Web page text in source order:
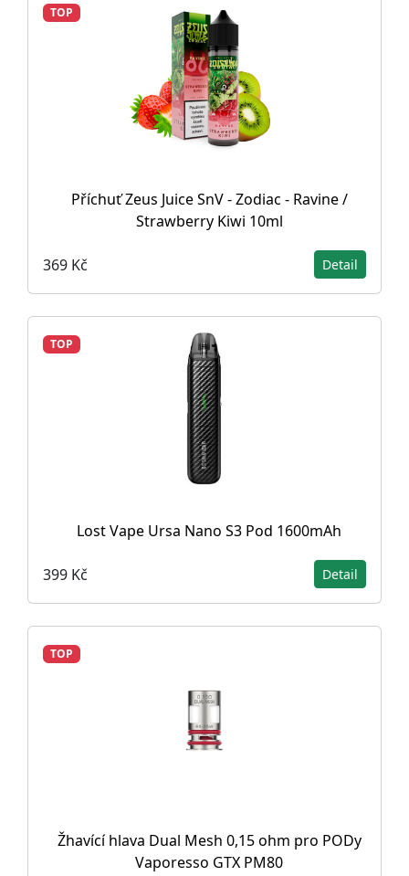
TOP
Příchuť Zeus Juice SnV - Zodiac - Ravine /
Strawberry Kiwi 10ml
369 Kč Detail
TOP
Lost Vape Ursa Nano S3 Pod 1600mAh
399 Kč Detail
TOP
Žhavící hlava Dual Mesh 0,15 ohm pro PODy
Vaporesso GTX PM80